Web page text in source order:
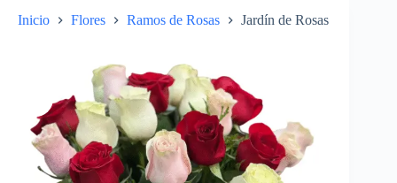
Inicio Flores Ramos de Rosas Jardín de Rosas